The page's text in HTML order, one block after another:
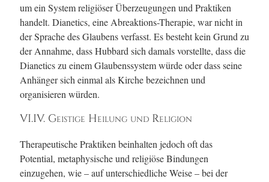
um ein System religiöser Überzeugungen und Praktiken
handelt. Dianetics, eine Abreaktions-Therapie, war nicht in
der Sprache des Glaubens verfasst. Es besteht kein Grund zu
der Annahme, dass Hubbard sich damals vorstellte, dass die
Dianetics zu einem Glaubenssystem würde oder dass seine
Anhänger sich einmal als Kirche bezeichnen und
organisieren würden.
VI.IV. Geistige Heilung und Religion
Therapeutische Praktiken beinhalten jedoch oft das
Potential, metaphysische und religiöse Bindungen
einzugehen, wie – auf unterschiedliche Weise – bei der